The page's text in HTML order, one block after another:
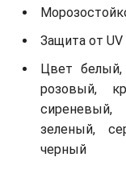
Защита от UV
Цвет
розовый,
зеленый,
черный